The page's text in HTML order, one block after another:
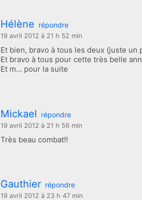
Hélène répondre
19 avril 2012 à 21 h 52 min
Et bien, bravo à tous les deux (juste
Et bravo à tous pour cette très belle
Et m… pour la suite
Mickael répondre
19 avril 2012 à 21 h 56 min
Très beau combat!!
Gauthier répondre
19 avril 2012 à 23 h 47 min